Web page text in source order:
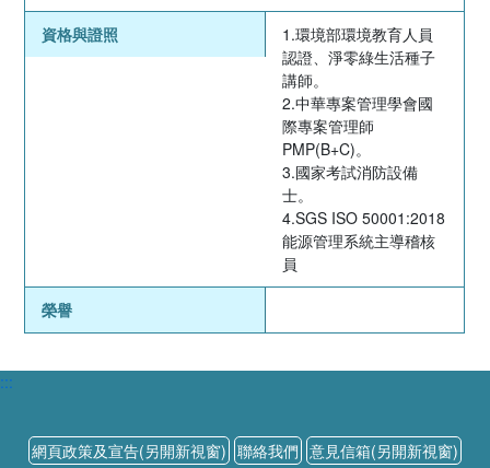
資格與證照
1.環境部環境教育人員
認證、淨零綠生活種子
講師。
2.中華專案管理學會國
際專案管理師
PMP(B+C)。
3.國家考試消防設備
士。
4.SGS ISO 50001:2018
能源管理系統主導稽核
員
榮譽
:::
網頁政策及宣告(另開新視窗) 聯絡我們 意見信箱(另開新視窗)